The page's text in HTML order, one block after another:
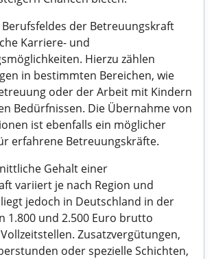
der Betreuungskraft
Karriere- und
Hierzu zählen
in bestimmten Bereichen, wie
oder der Arbeit mit Kindern
Bedürfnissen. Die Übernahme von
ist ebenfalls ein möglicher
erfahrene Betreuungskräfte.
Gehalt einer
variiert je nach Region und
jedoch in Deutschland in der
1.800 und 2.500 Euro brutto
Zusatzvergütungen,
oder spezielle Schichten,